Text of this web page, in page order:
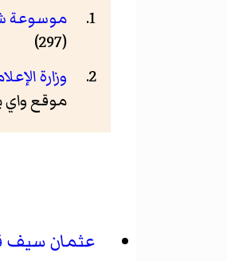
موسوعة
(297)
وزارة
موقع
عثمان سيف